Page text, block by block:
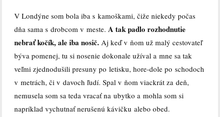
V Londýne som bola iba s kamoškami, čiže niekedy počas
dňa sama s drobcom v meste.A tak padlo rozhodnutie
nebrať kočík, ale iba nosič. Aj keď v ňom už malý cestovateľ
býva pomenej, tu si nosenie dokonale užíval a mne sa tak
veľmi zjednodušili presuny po letisku, hore-dole po schodoch
v metrách, či v davoch ľudí. Spal v ňom viackrát za deň,
nemusela som sa teda vracať na ubytko a mohla som si
napríklad vychutnať nerušenú kávičku alebo obed.